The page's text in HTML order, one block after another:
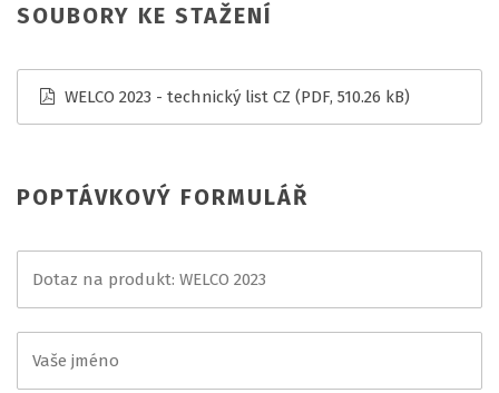
SOUBORY KE STAŽENÍ
WELCO 2023 - technický list CZ (PDF, 510.26 kB)
POPTÁVKOVÝ FORMULÁŘ